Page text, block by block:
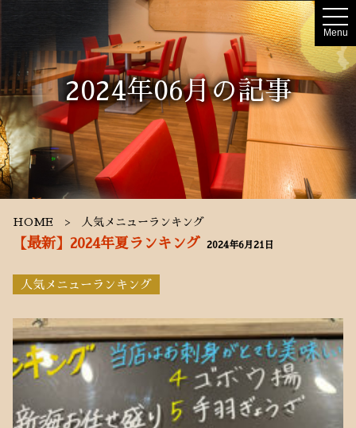
t
o
g
g
e
n
g
a
Menu
2024年06月の記事
HOME 人気メニューランキング
【最新】2024年夏ランキング 2024年6月21日
人気メニューランキング